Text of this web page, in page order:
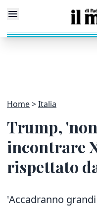
Home Italia
Trump,
incontrare
rispettato
'Accadranno